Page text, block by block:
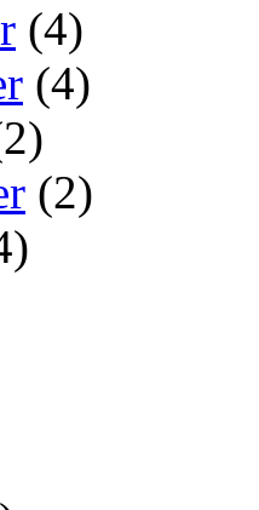
(4)
(4)
(2)